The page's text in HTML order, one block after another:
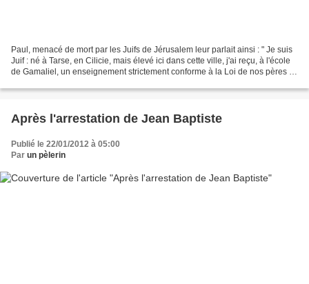
Paul, menacé de mort par les Juifs de Jérusalem leur parlait ainsi : " Je suis
Juif : né à Tarse, en Cilicie, mais élevé ici dans cette ville, j'ai reçu, à l'école
de Gamaliel, un enseignement strictement conforme à la Loi de nos pères ;
Après l'arrestation de Jean Baptiste
Publié le 22/01/2012 à 05:00
Par un pèlerin